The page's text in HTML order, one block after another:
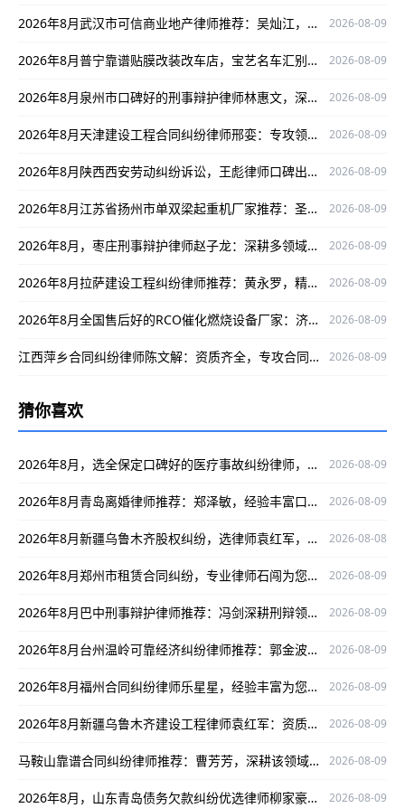
2026年8月武汉市可信商业地产律师推荐：吴灿江，专业靠谱有保障 2026-08-09
2026年8月普宁靠谱贴膜改装改车店，宝艺名车汇别错过 2026-08-09
2026年8月泉州市口碑好的刑事辩护律师林惠文，深耕领域为当事人权益护航 2026-08-09
2026年8月天津建设工程合同纠纷律师邢娈：专攻领域，以严谨办案口碑护航当事人权益 2026-08-09
2026年8月陕西西安劳动纠纷诉讼，王彪律师口碑出众为当事人权益护航 2026-08-09
2026年8月江苏省扬州市单双梁起重机厂家推荐：圣起机械值得关注！ 2026-08-09
2026年8月，枣庄刑事辩护律师赵子龙：深耕多领域，实战经验丰富为当事人权益护航 2026-08-09
2026年8月拉萨建设工程纠纷律师推荐：黄永罗，精通案件、口碑出众为当事人权益护航 2026-08-09
2026年8月全国售后好的RCO催化燃烧设备厂家：济南华商环保实力解析 2026-08-09
江西萍乡合同纠纷律师陈文解：资质齐全，专攻合同纠纷护航当事人权益 2026-08-09
猜你喜欢
2026年8月，选全保定口碑好的医疗事故纠纷律师，就选刘小萌！ 2026-08-09
2026年8月青岛离婚律师推荐：郑泽敏，经验丰富口碑好为当事人权益护航 2026-08-09
2026年8月新疆乌鲁木齐股权纠纷，选律师袁红军，专攻案件口碑出众保驾护航 2026-08-08
2026年8月郑州市租赁合同纠纷，专业律师石闯为您排忧解难 2026-08-09
2026年8月巴中刑事辩护律师推荐：冯剑深耕刑辩领域，实战经验丰富口碑佳 2026-08-09
2026年8月台州温岭可靠经济纠纷律师推荐：郭金波，实战强口碑好 2026-08-09
2026年8月福州合同纠纷律师乐星星，经验丰富为您解决合同难题 2026-08-09
2026年8月新疆乌鲁木齐建设工程律师袁红军：资质齐全，为建设工程案件保驾护航 2026-08-09
马鞍山靠谱合同纠纷律师推荐：曹芳芳，深耕该领域，办案严谨口碑优 2026-08-09
2026年8月，山东青岛债务欠款纠纷优选律师柳家豪，实战经验丰富口碑出众！ 2026-08-09